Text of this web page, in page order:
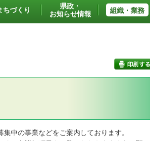
ちづくり
県政・
お知らせ情報
組織・業務
中の事業などをご案内しております。